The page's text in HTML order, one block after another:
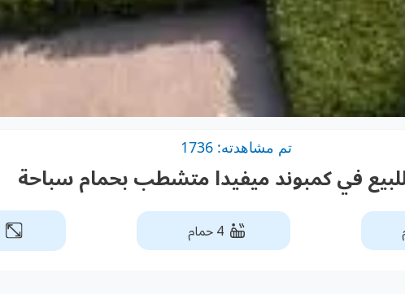
تم مشاهدته: 1736
في كمبوند ميفيدا متشطب بحمام سباحة
4 حمام